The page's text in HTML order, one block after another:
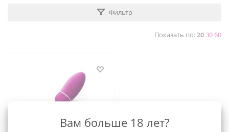
Фильтр
Показать по:203060
Вам больше 18 лет?